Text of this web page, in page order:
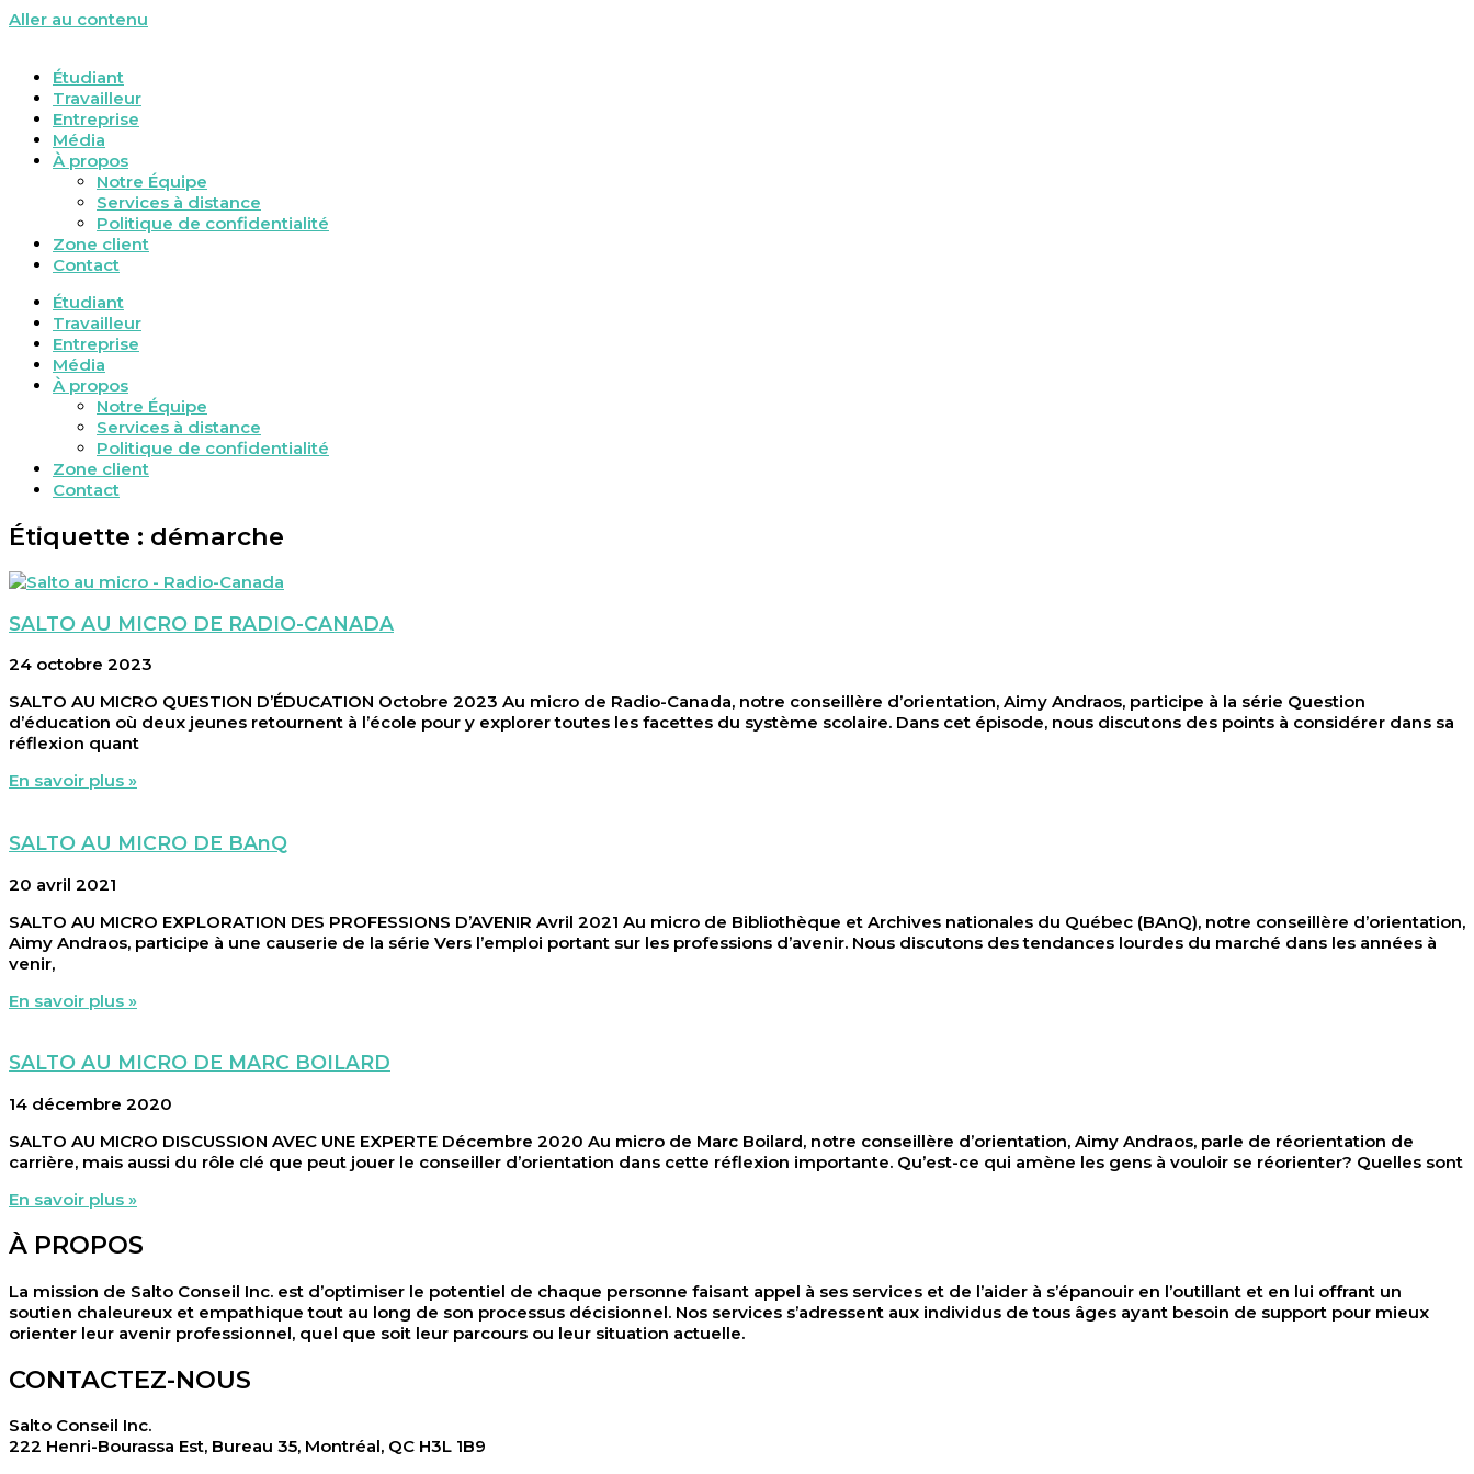
Aller au contenu
Étudiant
Travailleur
Entreprise
Média
À propos
Notre Équipe
Services à distance
Politique de confidentialité
Zone client
Contact
Étudiant
Travailleur
Entreprise
Média
À propos
Notre Équipe
Services à distance
Politique de confidentialité
Zone client
Contact
Étiquette : démarche
SALTO AU MICRO DE RADIO-CANADA
24 octobre 2023
SALTO AU MICRO QUESTION D’ÉDUCATION Octobre 2023 Au micro de Radio-Canada, notre conseillère d’orientation, Aimy Andraos, participe à la série Question
d’éducation où deux jeunes retournent à l’école pour y explorer toutes les facettes du système scolaire. Dans cet épisode, nous discutons des points à considérer dans sa
réflexion quant
En savoir plus »
SALTO AU MICRO DE BAnQ
20 avril 2021
SALTO AU MICRO EXPLORATION DES PROFESSIONS D’AVENIR Avril 2021 Au micro de Bibliothèque et Archives nationales du Québec (BAnQ), notre conseillère d’orientation,
Aimy Andraos, participe à une causerie de la série Vers l’emploi portant sur les professions d’avenir. Nous discutons des tendances lourdes du marché dans les années à
venir,
En savoir plus »
SALTO AU MICRO DE MARC BOILARD
14 décembre 2020
SALTO AU MICRO DISCUSSION AVEC UNE EXPERTE Décembre 2020 Au micro de Marc Boilard, notre conseillère d’orientation, Aimy Andraos, parle de réorientation de
carrière, mais aussi du rôle clé que peut jouer le conseiller d’orientation dans cette réflexion importante. Qu’est-ce qui amène les gens à vouloir se réorienter? Quelles sont
En savoir plus »
À PROPOS
La mission de Salto Conseil Inc. est d’optimiser le potentiel de chaque personne faisant appel à ses services et de l’aider à s’épanouir en l’outillant et en lui offrant un
soutien chaleureux et empathique tout au long de son processus décisionnel. Nos services s’adressent aux individus de tous âges ayant besoin de support pour mieux
orienter leur avenir professionnel, quel que soit leur parcours ou leur situation actuelle.
CONTACTEZ-NOUS
Salto Conseil Inc.
222 Henri-Bourassa Est, Bureau 35, Montréal, QC H3L 1B9